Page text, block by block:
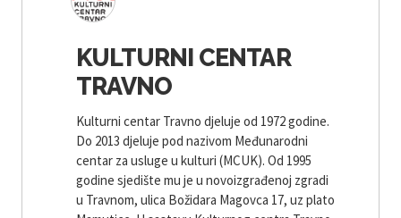
KULTURNI CENTAR
TRAVNO
Kulturni centar Travno djeluje od 1972 godine.
Do 2013 djeluje pod nazivom Međunarodni
centar za usluge u kulturi (MCUK). Od 1995
godine sjedište mu je u novoizgrađenoj zgradi
u Travnom, ulica Božidara Magovca 17, uz plato